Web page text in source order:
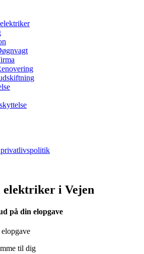
i Vejen
på din elopgave
til dig